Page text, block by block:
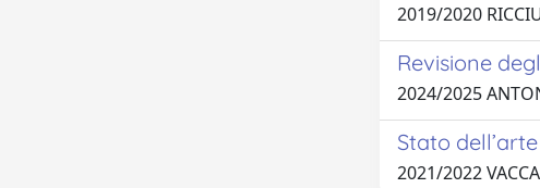
2019/2020
Revisione
2024/2025
Stato
2021/2022